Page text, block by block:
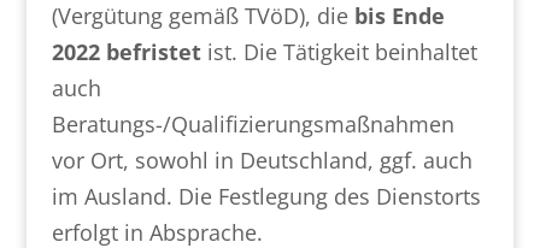
(Vergütung gemäß TVöD), die bis Ende
2022 befristetist. Die Tätigkeit beinhaltet
auch
Beratungs-/Qualifizierungsmaßnahmen
vor Ort, sowohl in Deutschland, ggf. auch
im Ausland. Die Festlegung des Dienstorts
erfolgt in Absprache.